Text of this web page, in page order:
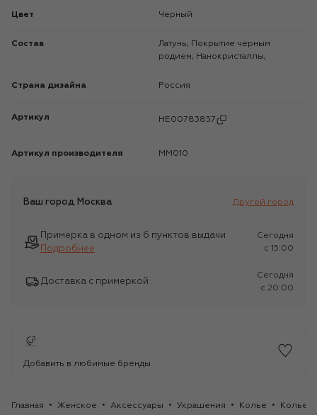
Цвет Черный
Состав
Латунь; Покрытие черным
родием; Нанокристаллы;
Страна дизайна Россия
Артикул HE00783857
Артикул производителя MM010
Ваш город Москва Другой город
Примерка в одном из 6 пунктов выдачи
Подробнее
Сегодня
c 15:00
Доставка с примеркой
Сегодня
c 20:00
Добавить в любимые бренды
Главная Женское Аксессуары Украшения Колье Колье